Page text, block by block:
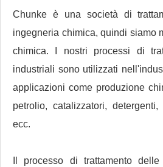
Chunke è una società di
ingegneria chimica, quindi siamo
chimica. I nostri processi di
industriali sono utilizzati
applicazioni come produzione
petrolio, catalizzatori, detergenti,
ecc.
Il processo di trattamento